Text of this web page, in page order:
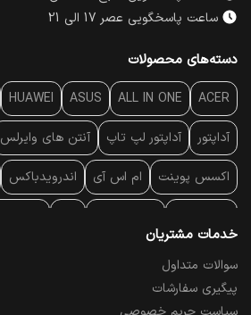
ساعت پاسخگویی عصر 17 الی 21
دسته‌های محصولات
ACER
ALL IN ONE
ASUS
HUAWEI
آداپتور آداپتور لپ تاپ آنتن‌ های وایرلس
اکسس پوینت ام اس آی اندرویدباکس
پایه سقفی
پرده نمایش
خدمات مشتریان
سوالات متداول
پیگیری سفارشات